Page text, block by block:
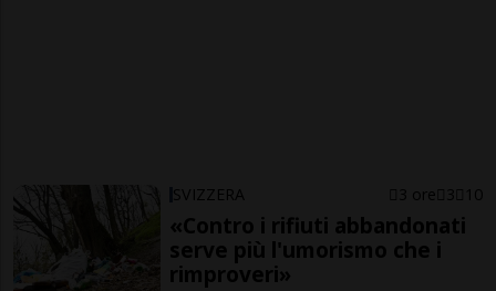
SVIZZERA 3 ore 3 10
«Contro i rifiuti abbandonati
serve più l'umorismo che i
rimproveri»